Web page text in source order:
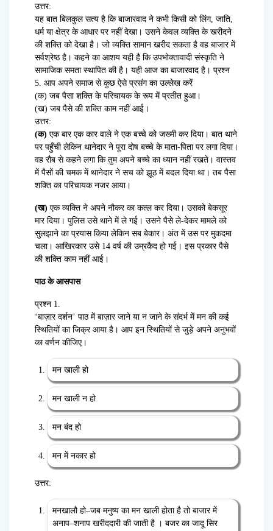
उत्तर:
यह बात बिलकुल सत्य है कि बाजारवाद ने कभी किसी को लिंग, जाति,
धर्म या क्षेत्र के आधार पर नहीं देखा। उसने केवल व्यक्ति के खरीदने
की शक्ति को देखा है। जो व्यक्ति सामान खरीद सकता है वह बाजार में
सर्वश्रेष्ठ है। कहने का आशय यही है कि उपभोक्तावादी संस्कृति ने
सामाजिक समता स्थापित की है। यही आज का बाजारवाद है। प्रश्न
5. आप अपने समाज से कुछ ऐसे प्रसंग का उल्लेख करें
(क) जब पैसा शक्ति के परिचायक के रूप में प्रतीत हुआ।
(ख) जब पैसे की शक्ति काम नहीं आई।
उत्तर:
(क) एक बार एक कार वाले ने एक बच्चे को जख्मी कर दिया। बात थाने
पर पहुँची लेकिन थानेदार ने पूरा दोष बच्चे के माता-पिता पर लगा दिया।
वह रौब से कहने लगा कि तुम अपने बच्चे का ध्यान नहीं रखते। वास्तव
में पैसों की चमक में थानेदार ने सच को झूठ में बदल दिया था। तब पैसा
शक्ति का परिचायक नजर आया।
(ख) एक व्यक्ति ने अपने नौकर का कत्ल कर दिया। उसको बेकसूर
मार दिया। पुलिस उसे थाने में ले गई। उसने पैसे ले-देकर मामले को
सुलझाने का प्रयास किया लेकिन सब बेकार। अंत में उस पर मुकदमा
चला। आखिरकार उसे 14 वर्ष की उम्रकैद हो गई। इस प्रकार पैसे
की शक्ति काम नहीं आई।
पाठ के आसपास
प्रश्न 1.
‘बाज़ार दर्शन’ पाठ में बाज़ार जाने या न जाने के संदर्भ में मन की कई
स्थितियों का जिक्र आया है। आप इन स्थितियों से जुड़े अपने अनुभवों
का वर्णन कीजिए।
मन खाली हो
मन खाली न हो
मन बंद हो
मन में नकार हो
उत्तर:
मनखालौ हो–जब मनुष्य का मन खाली होता है तो बाजार में
अनाप–शनाप खरीददारी की जाती है । बजर का जादू सिर